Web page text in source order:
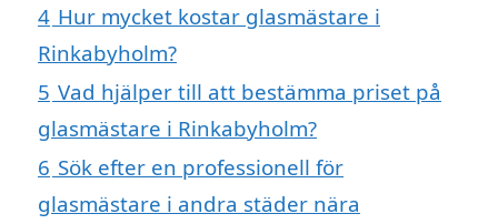
4 Hur mycket kostar glasmästare i
Rinkabyholm?
5 Vad hjälper till att bestämma priset på
glasmästare i Rinkabyholm?
6 Sök efter en professionell för
glasmästare i andra städer nära